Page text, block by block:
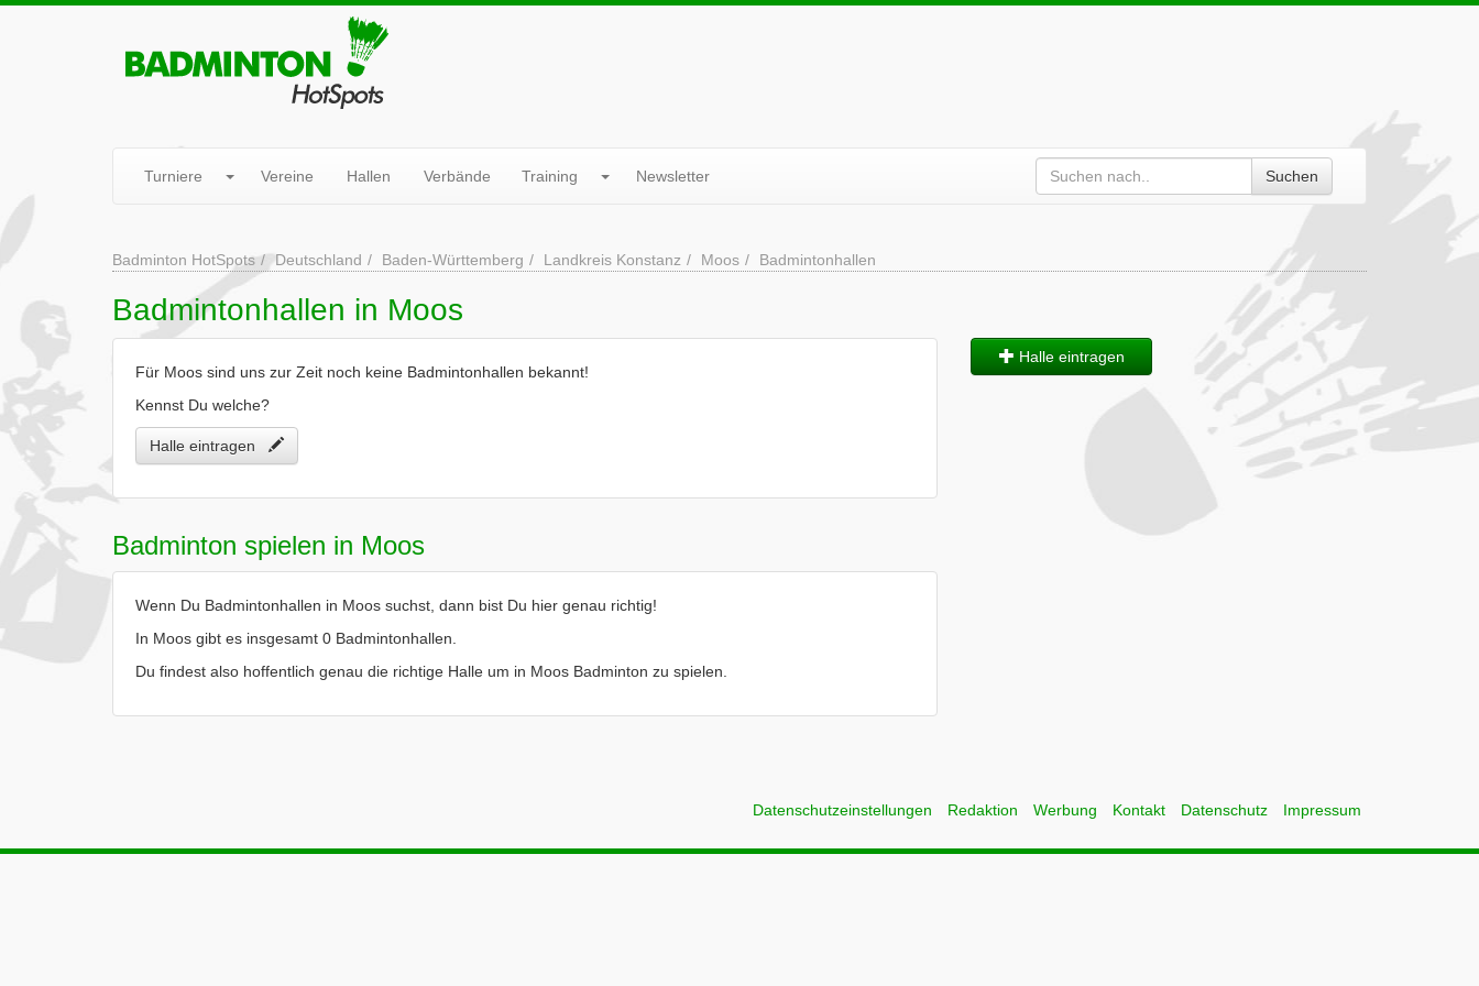
Turniere Vereine Hallen Verbände Training Newsletter Suchen
Badminton HotSpots Deutschland Baden-Württemberg Landkreis Konstanz Moos Badmintonhallen
Badmintonhallen in Moos
Für Moos sind uns zur Zeit noch keine Badmintonhallen bekannt!
Kennst Du welche?
Halle eintragen
Badminton spielen in Moos
Wenn Du Badmintonhallen in Moos suchst, dann bist Du hier genau richtig!
In Moos gibt es insgesamt 0 Badmintonhallen.
Du findest also hoffentlich genau die richtige Halle um in Moos Badminton zu spielen.
Halle eintragen
Datenschutzeinstellungen Redaktion Werbung Kontakt Datenschutz Impressum